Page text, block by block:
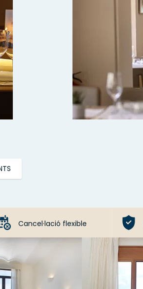
Cancel·lació flexible